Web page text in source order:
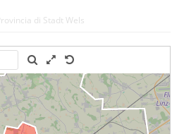
di Stadt Wels